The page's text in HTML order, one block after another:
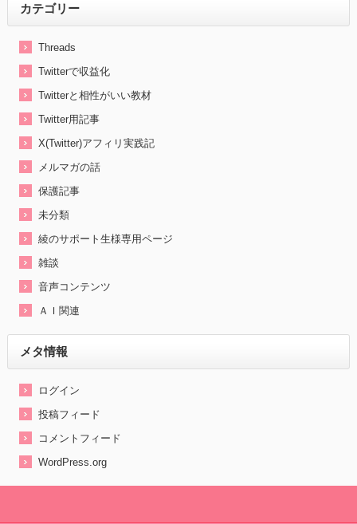
カテゴリー
Threads
Twitterで収益化
Twitterと相性がいい教材
Twitter用記事
X(Twitter)アフィリ実践記
メルマガの話
保護記事
未分類
綾のサポート生様専用ページ
雑談
音声コンテンツ
ＡＩ関連
メタ情報
ログイン
投稿フィード
コメントフィード
WordPress.org